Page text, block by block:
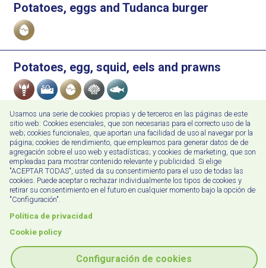
Potatoes, eggs and Tudanca burger
Allergens
Potatoes, egg, squid, eels and prawns
Allergens
Potatoes, egg, garlic prawns and ali-oli
Allergens
Potatoes, egg and Iberian ham
Allergens
Potatoes, eggs and chorizo from Potes
Usamos una serie de cookies propias y de terceros en las páginas de este
sitio web: Cookies esenciales, que son necesarias para el correcto uso de la
web; cookies funcionales, que aportan una facilidad de uso al navegar por la
página; cookies de rendimiento, que empleamos para generar datos de de
agregación sobre el uso web y estadísticas; y cookies de marketing, que son
empleadas para mostrar contenido relevante y publicidad. Si elige
"ACEPTAR TODAS", usted da su consentimiento para el uso de todas las
cookies. Puede aceptar o rechazar individualmente los tipos de cookies y
retirar su consentimiento en el futuro en cualquier momento bajo la opción de
"Configuración".
Política de privacidad
Cookie policy
Configuración de cookies